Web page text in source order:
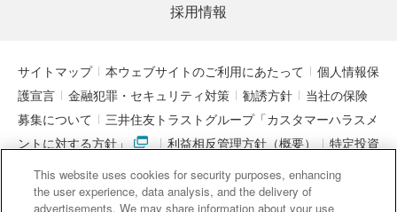
採用情報
サイトマップ 本ウェブサイトのご利用にあたって
個人情報保
護宣言
金融犯罪・セキュリティ対策 勧誘方針
当社の保険
募集について
三井住友トラストグループ「カスタマーハラスメ
ントに対する方針」
利益相反管理方針（概要）
特定投資
家制度に関する期限日
電子決済等代行業者との連携について
「マネー・ローンダリング及びテロ資金供与対策に関するガイド
This website uses cookies for security purposes, enhancing
the user experience, data analysis, and the delivery of
advertisements. We may share information about your use